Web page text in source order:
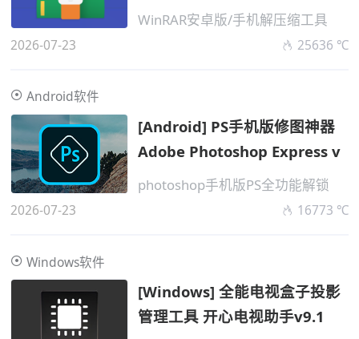
WinRAR安卓版/手机解压缩工具
2026-07-23 25636 ℃
Android软件
[Android] PS手机版修图神器
Adobe Photoshop Express v
photoshop手机版PS全功能解锁
2026-07-23 16773 ℃
Windows软件
[Windows] 全能电视盒子投影
管理工具 开心电视助手v9.1